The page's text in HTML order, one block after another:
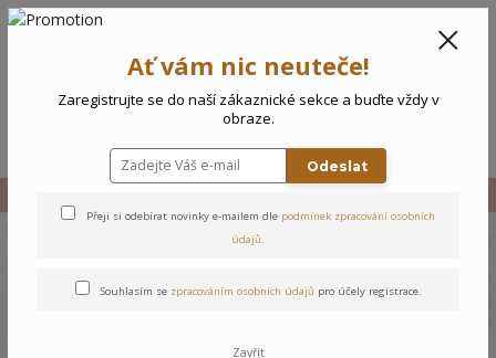
Bryndák Pejsci
Ať vám nic neuteče!
Zaregistrujte se do naší zákaznické sekce a buďte vždy v
obraze.
Odeslat
Přeji si odebírat novinky e-mailem dle podmínek zpracování osobních
údajů.
Souhlasím se zpracováním osobních údajů pro účely registrace.
Zavřít